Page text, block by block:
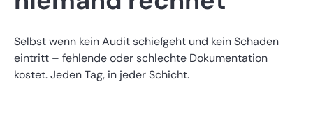
Selbst wenn kein Audit schiefgeht und kein Schaden
eintritt – fehlende oder schlechte Dokumentation
kostet. Jeden Tag, in jeder Schicht.